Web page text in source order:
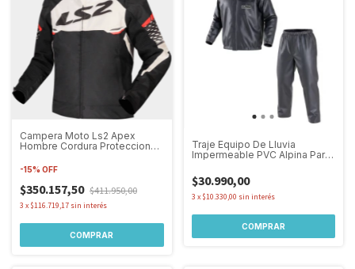
Campera Moto Ls2 Apex
Hombre Cordura Protecciones
-15% OFF
$350.157,50 $411.950,00
3 x $116.719,17 sin interés
COMPRAR
Traje Equipo De Lluvia
Impermeable PVC Alpina Para
$30.990,00
3 x $10.330,00 sin interés
COMPRAR